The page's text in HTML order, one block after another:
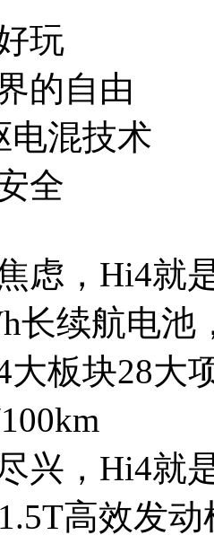
好玩
的自由
电混技术
全
，Hi4就
续航电池
4大板块28大
，Hi4就
高效发